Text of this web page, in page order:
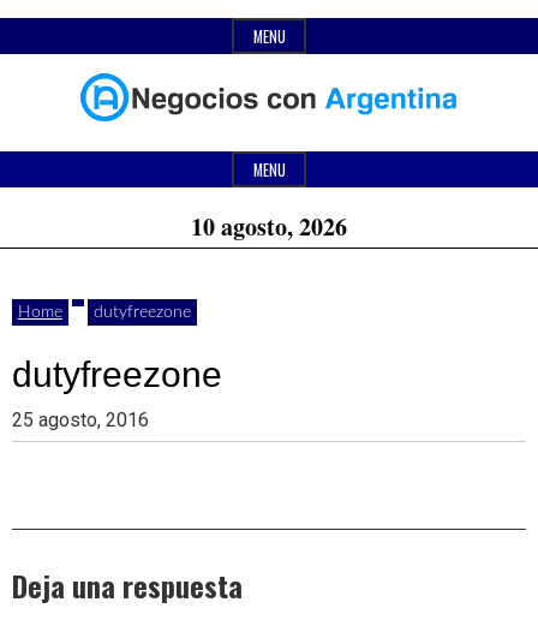
to
MENU
Negocios
con
Argentina
Últimas
noticias,
comunicados
actualidad
de
negocios
Header
MENU
10 agosto, 2026
Home dutyfreezone
dutyfreezone
25 agosto, 2016
Deja una respuesta